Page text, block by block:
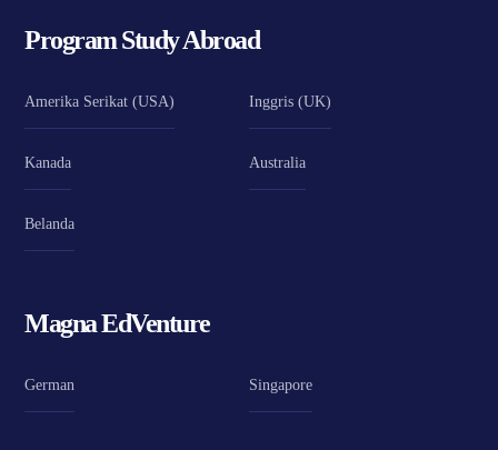
Program Study Abroad
Amerika Serikat (USA) Inggris (UK)
Kanada Australia
Belanda
Magna EdVenture
German Singapore